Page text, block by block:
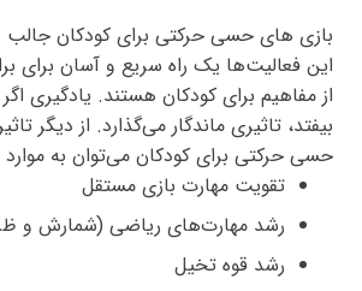
بازی‌ های حسی حرکتی برای کودکان جالب
این فعالیت‌ها یک راه سریع و آسان برای
از مفاهیم برای کودکان هستند. یادگیری
بیفتد، تاثیری ماندگار می‌گذارد. از دیگر
حسی حرکتی برای کودکان می‌توان به موارد
تقویت مهارت بازی مستقل
رشد مهارت‌های ریاضی (شمارش و
رشد قوه تخیل